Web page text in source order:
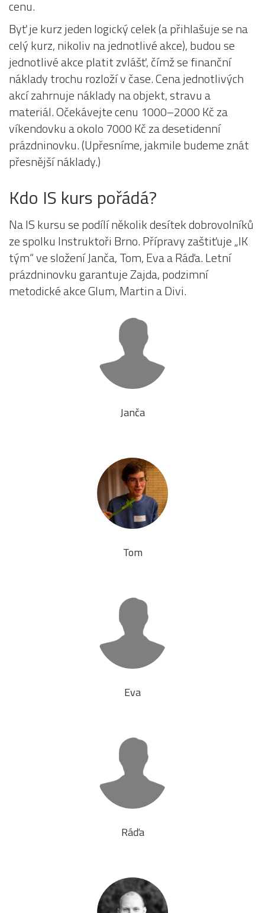
cenu.
Byť je kurz jeden logický celek (a přihlašuje se na
celý kurz, nikoliv na jednotlivé akce), budou se
jednotlivé akce platit zvlášť, čímž se finanční
náklady trochu rozloží v čase. Cena jednotlivých
akcí zahrnuje náklady na objekt, stravu a
materiál. Očekávejte cenu 1000–2000 Kč za
víkendovku a okolo 7000 Kč za desetidenní
prázdninovku. (Upřesníme, jakmile budeme znát
přesnější náklady.)
Kdo IS kurs pořádá?
Na IS kursu se podílí několik desítek dobrovolníků
ze spolku Instruktoři Brno. Přípravy zaštiťuje „IK
tým“ ve složení Janča, Tom, Eva a Ráďa. Letní
prázdninovku garantuje Zajda, podzimní
metodické akce Glum, Martin a Divi.
Janča
Tom
Eva
Ráďa